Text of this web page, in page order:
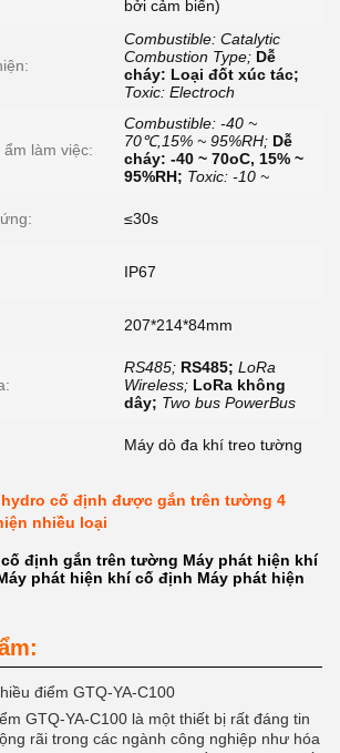
bởi cảm biến)
Combustible: Catalytic
Combustion Type; Dễ
cháy: Loại đốt xúc tác;
Toxic: Electroch
làm việc:
Combustible: -40 ~
70℃,15% ~ 95%RH; Dễ
cháy: -40 ~ 70oC, 15% ~
95%RH; Toxic: -10 ~
≤30s
IP67
207*214*84mm
RS485; RS485; LoRa
Wireless; LoRa không
dây; Two bus PowerBus
Máy dò đa khí treo tường
cố định được gắn trên tường 4
nhiều loại
định gắn trên tường Máy phát hiện khí
phát hiện khí cố định Máy phát hiện
điểm GTQ-YA-C100
GTQ-YA-C100 là một thiết bị rất đáng tin
rãi trong các ngành công nghiệp như hóa